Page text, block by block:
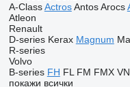
A-Class Actros Antos Arocs
Atleon
Renault
D-series Kerax Magnum
R-series
Volvo
B-series FH FL FM FMX
покажи всички